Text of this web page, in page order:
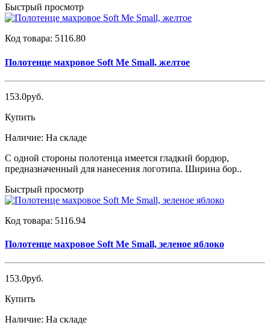
Быстрый просмотр
Код товара: 5116.80
Полотенце махровое Soft Me Small, желтое
153.0руб.
Купить
Наличие: На складе
С одной стороны полотенца имеется гладкий бордюр,
предназначенный для нанесения логотипа. Ширина бор..
Быстрый просмотр
Код товара: 5116.94
Полотенце махровое Soft Me Small, зеленое яблоко
153.0руб.
Купить
Наличие: На складе